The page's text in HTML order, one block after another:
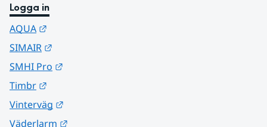
Logga in
AQUA
SIMAIR
SMHI Pro
Timbr
Vinterväg
Väderlarm